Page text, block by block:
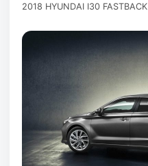
2018 HYUNDAI I30 FASTBACK